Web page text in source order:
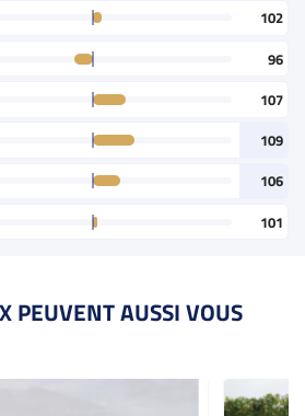
102
96
107
109
106
101
PEUVENT AUSSI VOUS